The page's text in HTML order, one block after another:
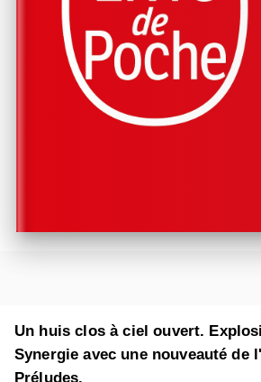
Un huis clos à ciel ouvert.
Synergie avec une nouveauté de
Préludes.